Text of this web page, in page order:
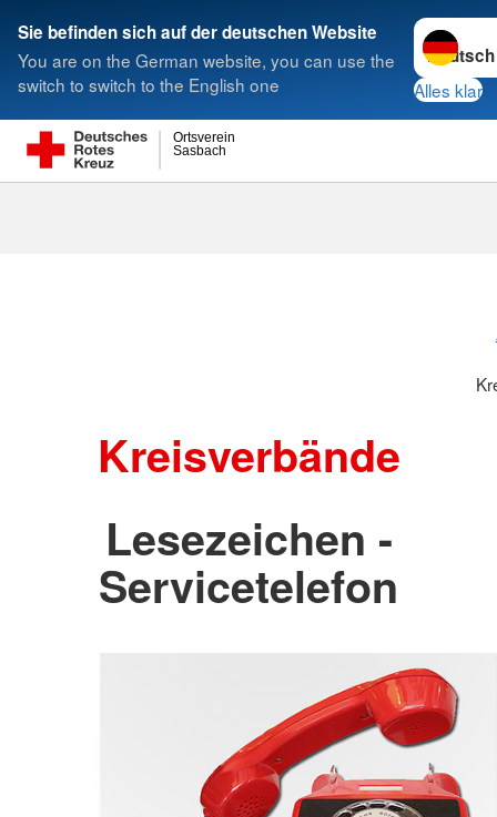
Sie befinden sich auf der deutschen Website
You are on the German website, you can use the
switch to switch to the English one
Sprache
Alles klar
Sasbach
Ortsverein
Suche
Kreisverbände
Lesezeichen -
Servicetelefon